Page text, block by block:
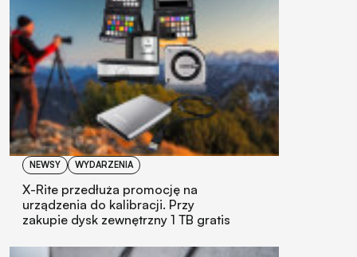
NEWSY WYDARZENIA
X-Rite przedłuża promocję na
urządzenia do kalibracji. Przy
zakupie dysk zewnętrzny 1 TB gratis